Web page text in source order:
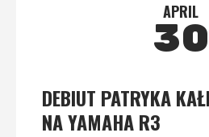
APRIL
30
DEBIUT PATRYKA
NA YAMAHA R3